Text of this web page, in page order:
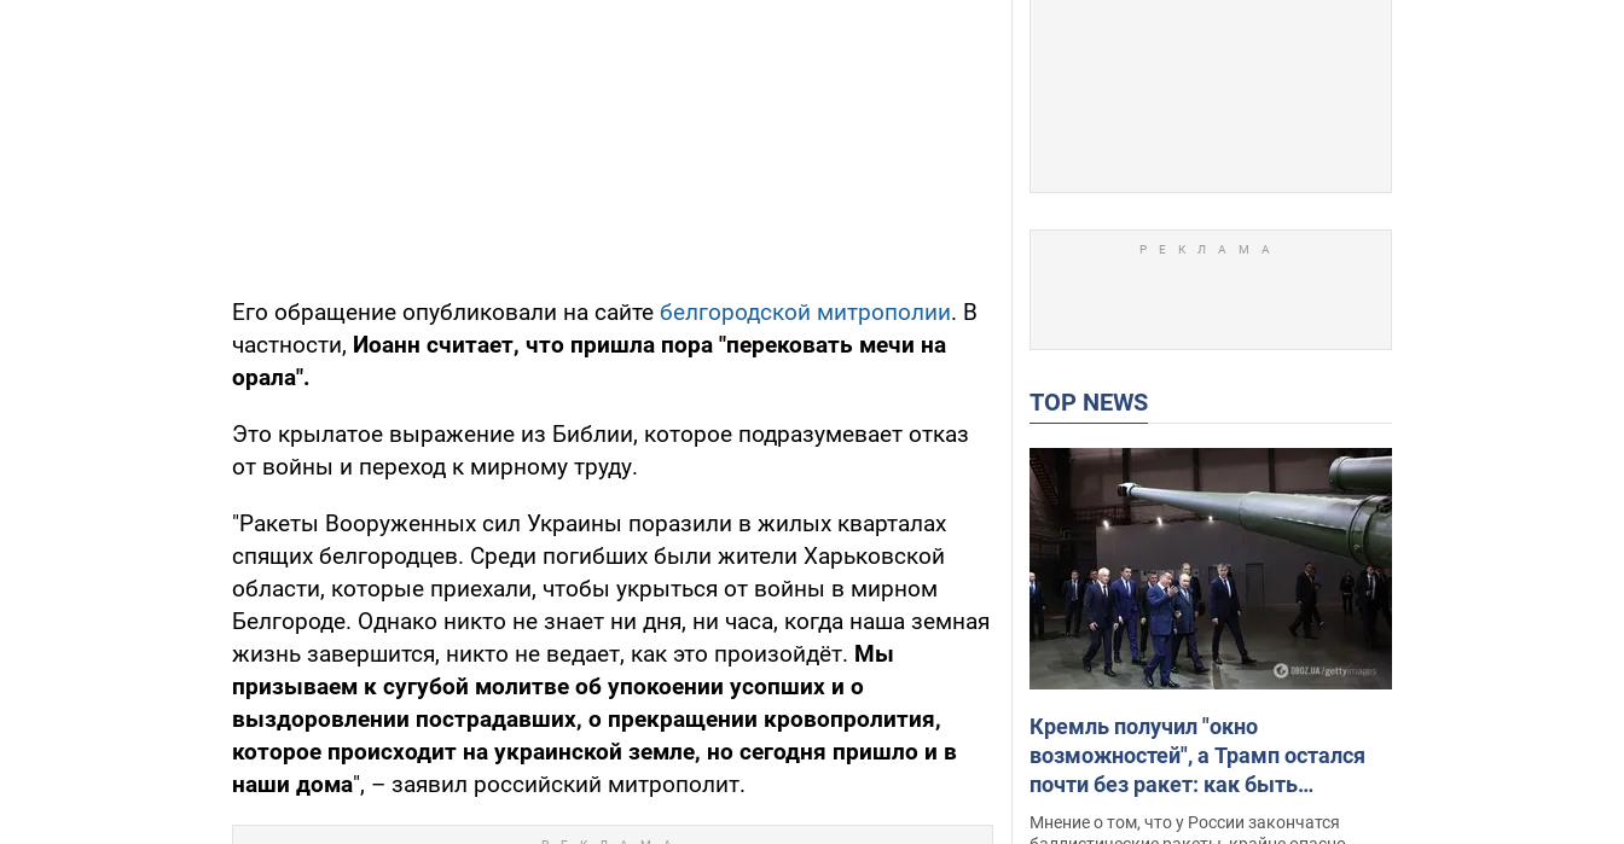
Его обращение опубликовали на сайте белгородской митрополии. В
частности, Иоанн считает, что пришла пора "перековать мечи на
орала".
Это крылатое выражение из Библии, которое подразумевает отказ
от войны и переход к мирному труду.
"Ракеты Вооруженных сил Украины поразили в жилых кварталах
спящих белгородцев. Среди погибших были жители Харьковской
области, которые приехали, чтобы укрыться от войны в мирном
Белгороде. Однако никто не знает ни дня, ни часа, когда наша земная
жизнь завершится, никто не ведает, как это произойдёт. Мы
призываем к сугубой молитве об упокоении усопших и о
выздоровлении пострадавших, о прекращении кровопролития,
которое происходит на украинской земле, но сегодня пришло и в
наши дома", – заявил российский митрополит.
TOP NEWS
Кремль получил "окно
возможностей", а Трамп остался
почти без ракет: как быть
Украине? Интервью с Мельником
Мнение о том, что у России закончатся